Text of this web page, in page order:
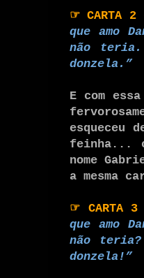
☞ CARTA 2
que amo
não teria.
donzela.”
E com
esqueceu
feinha...
nome
a mesma
☞ CARTA 3
que amo
não
donzela!”